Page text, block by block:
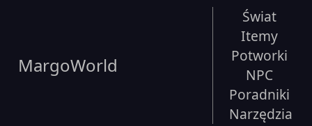
MargoWorld
Świat
Itemy
Potworki
NPC
Poradniki
Narzędzia